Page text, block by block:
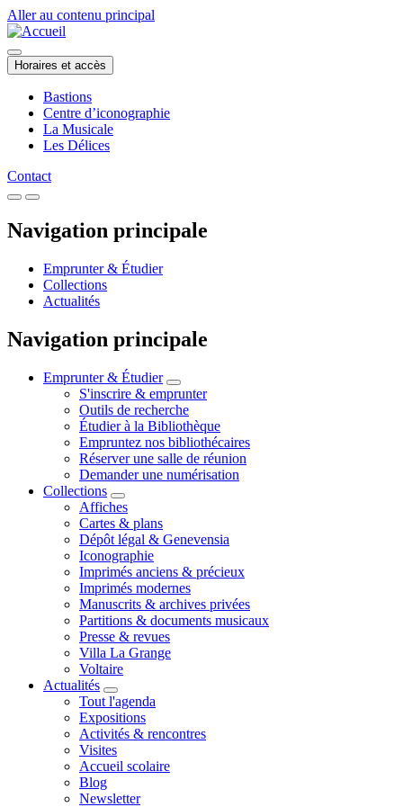
Aller au contenu principal
Horaires et accès
Bastions
Centre d’iconographie
La Musicale
Les Délices
Contact
Navigation principale
Emprunter & Étudier
Collections
Actualités
Navigation principale
Emprunter & Étudier
S'inscrire & emprunter
Outils de recherche
Étudier à la Bibliothèque
Empruntez nos bibliothécaires
Réserver une salle de réunion
Demander une numérisation
Collections
Affiches
Cartes & plans
Dépôt légal & Genevensia
Iconographie
Imprimés anciens & précieux
Imprimés modernes
Manuscrits & archives privées
Partitions & documents musicaux
Presse & revues
Villa La Grange
Voltaire
Actualités
Tout l'agenda
Expositions
Activités & rencontres
Visites
Accueil scolaire
Blog
Newsletter